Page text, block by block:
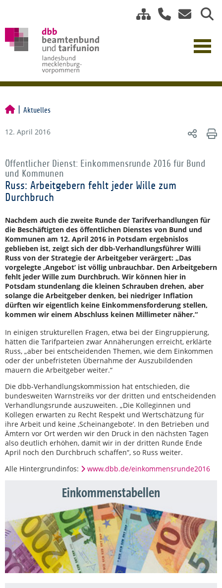
Aktuelles
12. April 2016
Öffentlicher Dienst: Einkommensrunde 2016 für Bund
und Kommunen
Russ: Arbeitgebern fehlt jeder Wille zum
Durchbruch
Nachdem auch die zweite Runde der Tarifverhandlungen für
die Beschäftigten des öffentlichen Dienstes von Bund und
Kommunen am 12. April 2016 in Potsdam ergebnislos
geblieben ist, zeigt sich der dbb-Verhandlungsführer Willi
Russ von der Strategie der Arbeitgeber verärgert: „Das
vorgelegte ‚Angebot‘ ist völlig unbrauchbar. Den Arbeitgebern
fehlt jeder Wille zum Durchbruch. Wir können hier in
Potsdam stundenlang die kleinen Schrauben drehen, aber
solange die Arbeitgeber denken, bei niedriger Inflation
dürften wir eigentlich keine Einkommensforderung stellen,
kommen wir einem Abschluss keinen Millimeter näher.“
In einigen strukturellen Fragen, etwa bei der Eingruppierung,
hätten die Tarifparteien zwar Annäherungen erreicht, erklärte
Russ, „aber bei entscheidenden Themen, wie dem Einkommen
oder der unbefristeten Übernahme der Auszubildenden
mauern die Arbeitgeber weiter.“
Die dbb-Verhandlungskommission hat entschieden, die
bundesweiten Warnstreiks vor der dritten und entscheidenden
Verhandlungsrunde auszuweiten. „Die Kolleginnen und
Kollegen erwarten zu Recht Respekt und Wertschätzung für
ihre Arbeit und keine ‚Scheinangebote‘. In den Betrieben und
Ämtern vor Ort werden wir den Druck in den nächsten Tagen
also deutlich erhöhen, damit wir in der dritten Runde Ende
April noch den Durchbruch schaffen“, so Russ weiter.
Alle Hintergrundinfos:
www.dbb.de/einkommensrunde2016
Einkommenstabellen